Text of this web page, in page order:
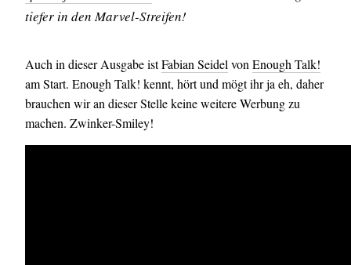
tiefer in den Marvel-Streifen!
Auch in dieser Ausgabe istFabian Seidel von Enough Talk!
am Start. Enough Talk! kennt, hört und mögt ihr ja eh, daher
brauchen wir an dieser Stelle keine weitere Werbung zu
machen. Zwinker-Smiley!